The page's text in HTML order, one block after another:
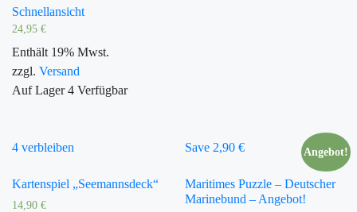
Schnellansicht
24,95 €
Enthält 19% Mwst.
zzgl. Versand
Auf Lager4 Verfügbar
4 verbleiben
Kartenspiel „Seemannsdeck“
14,90 €
Save 2,90 € Angebot!
Maritimes Puzzle – Deutscher
Marinebund – Angebot!